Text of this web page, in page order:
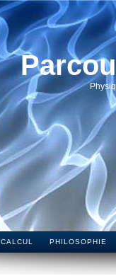
CALCUL PHILOSOPHIE